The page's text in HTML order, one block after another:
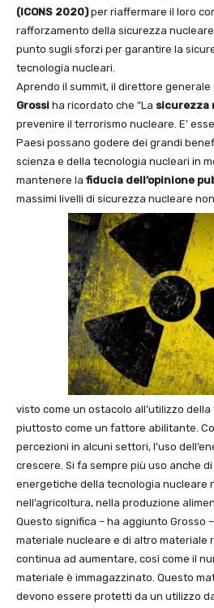
(ICONS 2020)per riaffermare il loro
rafforzamento della sicurezza
punto sugli sforzi per garantire la
tecnologia nucleari.
Aprendo il summit, il direttore generale
Grossi ha ricordato che ”La sicurezza
prevenire il terrorismo nucleare. E’
Paesi possano godere dei grandi
scienza e della tecnologia nucleari in
mantenere la fiducia dell’opinione
massimi livelli di sicurezza nucleare
visto come un ostacolo all’utilizzo
piuttosto come un fattore abilitante.
percezioni in alcuni settori, l’uso
crescere. Si fa sempre più uso anche
energetiche della tecnologia nucleare
nell’agricoltura, nella produzione
Questo significa – ha aggiunto Grosso
materiale nucleare e di altro materiale
continua ad aumentare, così come il
materiale è immagazzinato. Questo
devono essere protetti da un utilizzo